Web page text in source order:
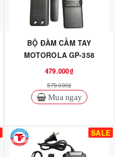
BỘ ĐÀM CẦM TAY
MOTOROLA GP-358
479.000₫
579.000₫
Mua ngay
SALE